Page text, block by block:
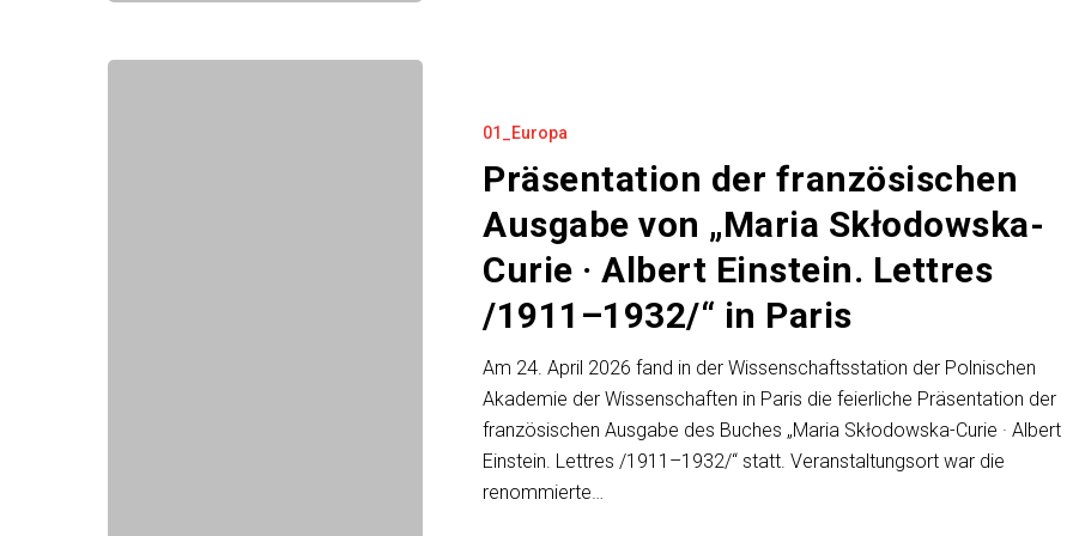
französischen
Ausgabe
Skłodowska-
01_Europa
Präsentation der französischen
Ausgabe von „Maria Skłodowska-
Curie · Albert Einstein. Lettres
/1911–1932/“ in Paris
Am 24. April 2026 fand in der Wissenschaftsstation der Polnischen
Akademie der Wissenschaften in Paris die feierliche Präsentation der
französischen Ausgabe des Buches „Maria Skłodowska-Curie · Albert
Einstein. Lettres /1911–1932/“ statt. Veranstaltungsort war die
renommierte…